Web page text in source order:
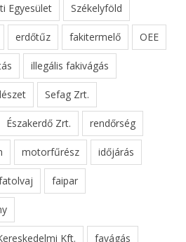
Egyesület Székelyföld
erdőtűz fakitermelő OEE
illegális fakivágás
Sefag Zrt.
Északerdő Zrt. rendőrség
motorfűrész időjárás
faipar
Kft. favágás